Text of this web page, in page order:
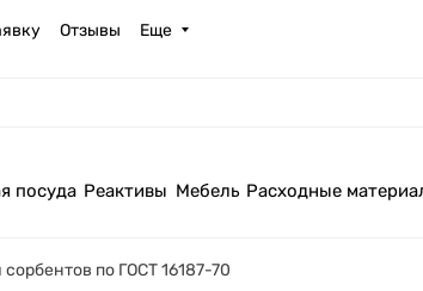
Отзывы Еще
посуда Реактивы Мебель Расходные
по ГОСТ 16187-70